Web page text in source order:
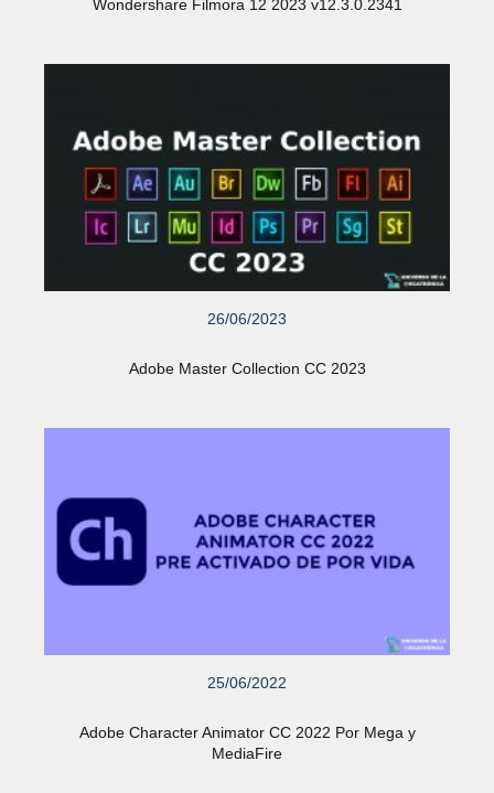
Wondershare Filmora 12 2023 v12.3.0.2341
26/06/2023
Adobe Master Collection CC 2023
25/06/2022
Adobe Character Animator CC 2022 Por Mega y
MediaFire